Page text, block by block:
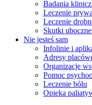
Badania
Leczenie
Leczenie
Skutki
Nie jesteś sam
Infolinie i
Adresy
Organizacje
Pomoc
Leczenie bólu
Opieka